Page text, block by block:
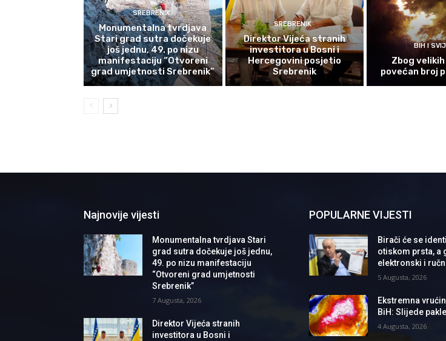
SREBRENIK
Monumentalna tvrdjava
Stari grad sutra dočekuje
još jednu, 49. po nizu
manifestaciju “Otvoreni
grad umjetnosti Srebrenik”
SREBRENIK
Direktor Vijeća stranih
investitora u Bosni i
Hercegovini posjetio
Srebrenik
BIH I
Zbog
povećan broj
Najnovije vijesti
Monumentalna tvrdjava Stari
grad sutra dočekuje još jednu,
49. po nizu manifestaciju
“Otvoreni grad umjetnosti
Srebrenik”
7 Augusta, 2026
Direktor Vijeća stranih
investitora u Bosni i
POPULARNE VIJESTI
Birači će se
otiskom prsta, a
elektronski i
5 Augusta, 2026
Ekstremna
BiH: Slijede
4 Augusta, 2026